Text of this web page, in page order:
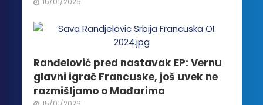
16/01/2026
Ranđelović pred nastavak EP: Vernu
glavni igrač Francuske, još uvek ne
razmišljamo o Mađarima